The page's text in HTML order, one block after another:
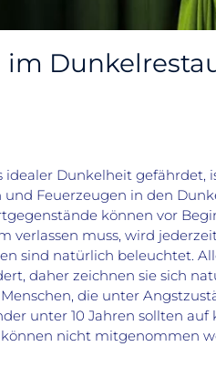
im
idealer Dunkelheit gefährdet,
Feuerzeugen in den
können vor
verlassen muss, wird
sind natürlich beleuchtet.
daher zeichnen sie sich
die unter
unter 10 Jahren sollten auf
nicht mitgenommen